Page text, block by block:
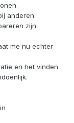
anderen.
zijn.
me nu echter
en het vinden